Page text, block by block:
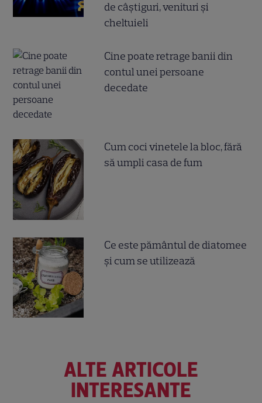
de câștiguri, venituri și
cheltuieli
Cine poate retrage banii din
contul unei persoane
decedate
Cum coci vinetele la bloc, fără
să umpli casa de fum
Ce este pământul de diatomee
și cum se utilizează
ALTE ARTICOLE
INTERESANTE